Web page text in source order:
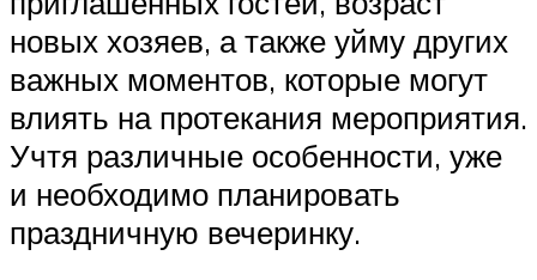
новых хозяев, а также уйму других
важных моментов, которые могут
влиять на протекания мероприятия.
Учтя различные особенности, уже
и необходимо планировать
праздничную вечеринку.